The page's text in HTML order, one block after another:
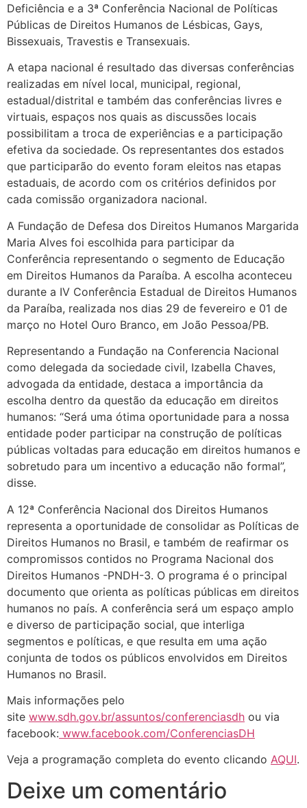
Deficiência e a 3ª Conferência Nacional de Políticas
Públicas de Direitos Humanos de Lésbicas, Gays,
Bissexuais, Travestis e Transexuais.
A etapa nacional é resultado das diversas conferências
realizadas em nível local, municipal, regional,
estadual/distrital e também das conferências livres e
virtuais, espaços nos quais as discussões locais
possibilitam a troca de experiências e a participação
efetiva da sociedade. Os representantes dos estados
que participarão do evento foram eleitos nas etapas
estaduais, de acordo com os critérios definidos por
cada comissão organizadora nacional.
A Fundação de Defesa dos Direitos Humanos Margarida
Maria Alves foi escolhida para participar da
Conferência representando o segmento de Educação
em Direitos Humanos da Paraíba. A escolha aconteceu
durante a IV Conferência Estadual de Direitos Humanos
da Paraíba, realizada nos dias 29 de fevereiro e 01 de
março no Hotel Ouro Branco, em João Pessoa/PB.
Representando a Fundação na Conferencia Nacional
como delegada da sociedade civil, Izabella Chaves,
advogada da entidade, destaca a importância da
escolha dentro da questão da educação em direitos
humanos: “Será uma ótima oportunidade para a nossa
entidade poder participar na construção de políticas
públicas voltadas para educação em direitos humanos e
sobretudo para um incentivo a educação não formal”,
disse.
A 12ª Conferência Nacional dos Direitos Humanos
representa a oportunidade de consolidar as Políticas de
Direitos Humanos no Brasil, e também de reafirmar os
compromissos contidos no Programa Nacional dos
Direitos Humanos -PNDH-3. O programa é o principal
documento que orienta as políticas públicas em direitos
humanos no país. A conferência será um espaço amplo
e diverso de participação social, que interliga
segmentos e políticas, e que resulta em uma ação
conjunta de todos os públicos envolvidos em Direitos
Humanos no Brasil.
Mais informações pelo
site www.sdh.gov.br/assuntos/conferenciasdh ou via
facebook: www.facebook.com/ConferenciasDH
Veja a programação completa do evento clicando AQUI.
Deixe um comentário